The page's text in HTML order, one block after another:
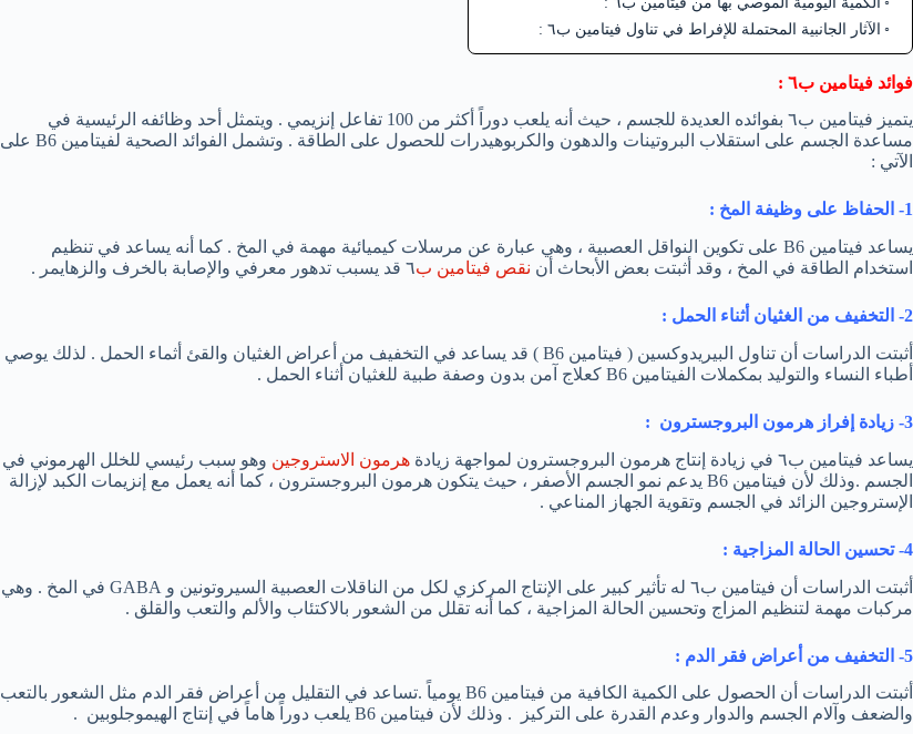
الآثار الجانبية المحتملة للإفراط في تناول فيتامين ب٦ :
فوائد فيتامين ب٦
:
يتميز فيتامين ب٦ بفوائده العديدة للجسم ، حيث أنه يلعب دوراً أكثر من 100 تفاعل إنزيمي . ويتمثل أحد وظائفه الرئيسية في
مساعدة الجسم على استقلاب البروتينات والدهون والكربوهيدرات للحصول على الطاقة . وتشمل الفوائد الصحية لفيتامين B6 على
الآتي :
1- الحفاظ على وظيفة المخ :
يساعد فيتامين B6 على تكوين النواقل العصبية ، وهي عبارة عن مرسلات كيميائية مهمة في المخ . كما أنه يساعد في تنظيم
استخدام الطاقة في المخ ، وقد أثبتت بعض الأبحاث أن نقص فيتامين ب٦ قد يسبب تدهور معرفي والإصابة بالخرف والزهايمر .
2- التخفيف من الغثيان أثناء الحمل :
أثبتت الدراسات أن تناول البيريدوكسين ( فيتامين B6 ) قد يساعد في التخفيف من أعراض الغثيان والقئ أثماء الحمل . لذلك يوصي
أطباء النساء والتوليد بمكملات الفيتامين B6 كعلاج آمن بدون وصفة طبية للغثيان أثناء الحمل .
3- زيادة إفراز هرمون البروجسترون :
يساعد فيتامين ب٦ في زيادة إنتاج هرمون البروجسترون لمواجهة زيادة
هرمون الاستروجين وهو سبب رئيسي للخلل الهرموني في
الجسم .وذلك لأن فيتامين B6 يدعم نمو الجسم الأصفر ، حيث يتكون هرمون البروجسترون ، كما أنه يعمل مع إنزيمات الكبد لإزالة
الإستروجين الزائد في الجسم وتقوية الجهاز المناعي .
4- تحسين الحالة المزاجية :
أثبتت الدراسات أن فيتامين ب٦ له تأثير كبير على الإنتاج المركزي لكل من الناقلات العصبية السيروتونين و GABA في المخ . وهي
مركبات مهمة لتنظيم المزاج وتحسين الحالة المزاجية ، كما أنه تقلل من الشعور بالاكتئاب والألم والتعب والقلق .
5- التخفيف من أعراض فقر الدم :
أثبتت الدراسات أن الحصول على الكمية الكافية من فيتامين B6 يومياً .تساعد في التقليل من أعراض فقر الدم مثل الشعور بالتعب
والضعف وآلام الجسم والدوار وعدم القدرة على التركيز . وذلك لأن فيتامين B6 يلعب دوراً هاماً في إنتاج الهيموجلوبين .